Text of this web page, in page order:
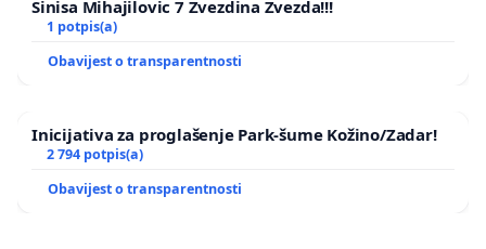
Sinisa Mihajilovic 7 Zvezdina Zvezda!!!
1 potpis(a)
Obavijest o transparentnosti
Inicijativa za proglašenje Park-šume Kožino/Zadar!
2 794 potpis(a)
Obavijest o transparentnosti